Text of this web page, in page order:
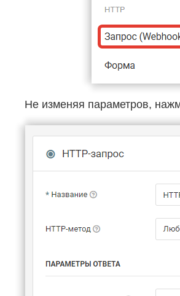
Не изменяя параметров,